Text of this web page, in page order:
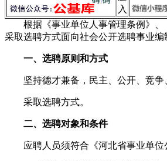
入
根据《事业单位人事管理条例》、
采取选聘方式面向社会公开选聘事业
一、选聘原则和方式
坚持德才兼备，民主、公开、竞争
采取选聘方式。
二、选聘对象和条件
应聘人员须符合《河北省事业单位